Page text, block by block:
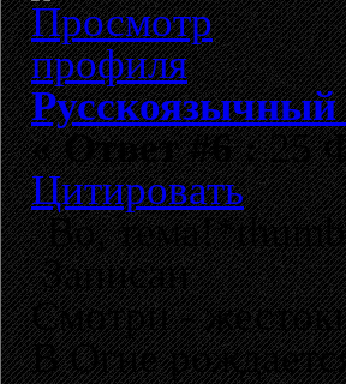
«Ответ #6 :25
Цитировать
Во,
Записан
Смотри -
В Огне